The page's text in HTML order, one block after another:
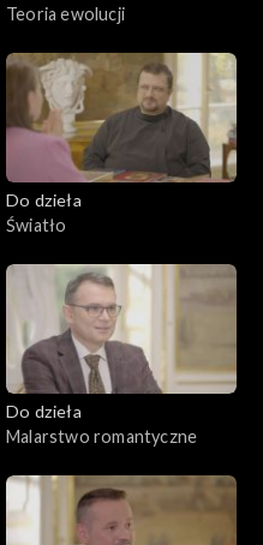
Teoria ewolucji
Do dzieła
Światło
Do dzieła
Malarstwo romantyczne